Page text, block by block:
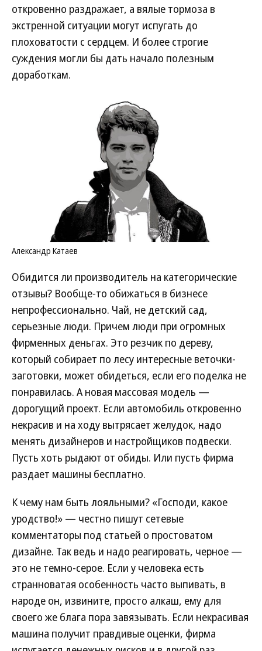
откровенно раздражает, а вялые тормоза в
экстренной ситуации могут испугать до
плоховатости с сердцем. И более строгие
суждения могли бы дать начало полезным
доработкам.
Александр Катаев
Обидится ли производитель на категорические
отзывы? Вообще-то обижаться в бизнесе
непрофессионально. Чай, не детский сад,
серьезные люди. Причем люди при огромных
фирменных деньгах. Это резчик по дереву,
который собирает по лесу интересные веточки-
заготовки, может обидеться, если его поделка не
понравилась. А новая массовая модель —
дорогущий проект. Если автомобиль откровенно
некрасив и на ходу вытрясает желудок, надо
менять дизайнеров и настройщиков подвески.
Пусть хоть рыдают от обиды. Или пусть фирма
раздает машины бесплатно.
К чему нам быть лояльными? «Господи, какое
уродство!» — честно пишут сетевые
комментаторы под статьей о простоватом
дизайне. Так ведь и надо реагировать, черное —
это не темно-серое. Если у человека есть
странноватая особенность часто выпивать, в
народе он, извините, просто алкаш, ему для
своего же блага пора завязывать. Если некрасивая
машина получит правдивые оценки, фирма